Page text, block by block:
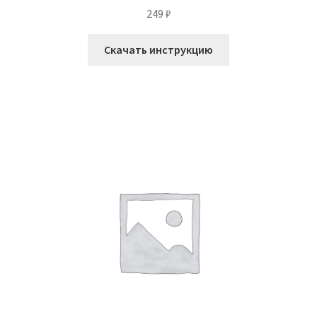
249 ₽
Скачать инструкцию